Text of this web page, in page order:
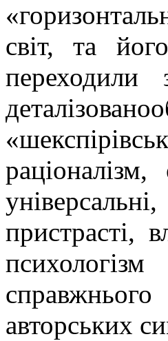
світ, та
пристрасті,
авторських